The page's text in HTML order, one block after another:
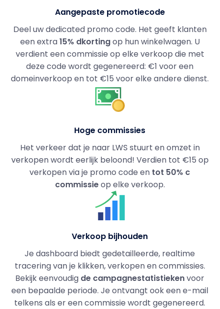
Aangepaste promotiecode
Deel uw dedicated promo code. Het geeft klanten
een extra15% dkortingop hun winkelwagen. U
verdient een commissie op elke verkoop die met
deze code wordt gegenereerd: €1 voor een
domeinverkoop en tot €15 voor elke andere dienst.
Hoge commissies
Het verkeer dat je naar LWS stuurt en omzet in
verkopen wordt eerlijk beloond! Verdien tot €15 op
verkopen via je promo code en tot 50% c
commissieop elke verkoop.
Verkoop bijhouden
Je dashboard biedt gedetailleerde, realtime
tracering van je klikken, verkopen en commissies.
Bekijk eenvoudig de campagnestatistiekenvoor
een bepaalde periode. Je ontvangt ook een e-mail
telkens als er een commissie wordt gegenereerd.